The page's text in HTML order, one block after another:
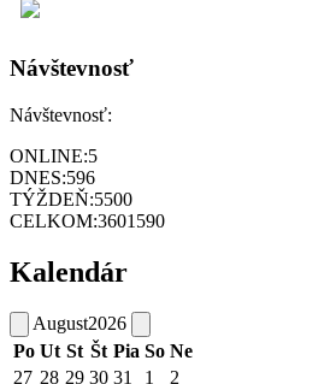
Návštevnosť
Návštevnosť:
ONLINE:5
DNES:596
TÝŽDEŇ:5500
CELKOM:3601590
Kalendár
August2026
Po Ut St Št Pia So Ne
27 28 29 30 31 1
2